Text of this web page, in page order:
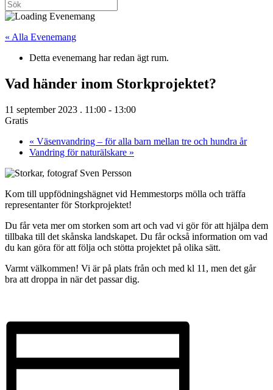
« Alla Evenemang
Detta evenemang har redan ägt rum.
Vad händer inom Storkprojektet?
11 september 2023 . 11:00 - 13:00
Gratis
« Väsenvandring – för alla barn mellan tre och hundra år
Vandring för naturälskare »
Kom till uppfödningshägnet vid Hemmestorps mölla och träffa
representanter för Storkprojektet!
Du får veta mer om storken som art och vad vi gör för att hjälpa dem
tillbaka till det skånska landskapet. Du får också information om vad
du kan göra för att följa och stötta projektet på olika sätt.
Varmt välkommen! Vi är på plats från och med kl 11, men det går
bra att droppa in när det passar dig.